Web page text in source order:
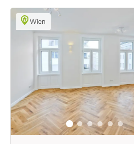
Wien